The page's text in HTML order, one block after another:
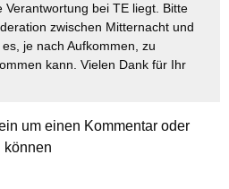
bei TE liegt. Bitte
zwischen Mitternacht und
je nach Aufkommen, zu
kann. Vielen Dank für Ihr
um einen Kommentar oder
können